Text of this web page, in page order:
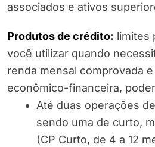
associados e ativos
Produtos de crédito: limites
você utilizar quando
renda mensal comprovada
econômico-financeira,
Até duas operações de
sendo uma de curto,
(CP Curto, de 4 a 12